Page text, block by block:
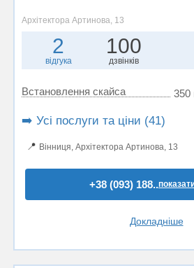
Архітектора Артинова, 13
2
відгука
100
дзвінків
Встановлення скайса 350
➡️ Усі послуги та ціни (41)
📍 Вінниця, Архітектора Артинова, 13
+38 (093) 188..
Докладніше